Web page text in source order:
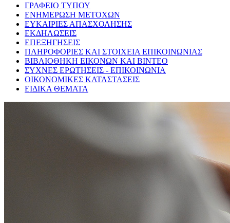
ΓΡΑΦΕΙΟ ΤΥΠΟΥ
ΕΝΗΜΕΡΩΣΗ ΜΕΤΟΧΩΝ
ΕΥΚΑΙΡΙΕΣ ΑΠΑΣΧΟΛΗΣΗΣ
ΕΚΔΗΛΩΣΕΙΣ
ΕΠΕΞΗΓΗΣΕΙΣ
ΠΛΗΡΟΦΟΡΙΕΣ ΚΑΙ ΣΤΟΙΧΕΙΑ ΕΠΙΚΟΙΝΩΝΙΑΣ
ΒΙΒΛΙΟΘΗΚΗ ΕΙΚΟΝΩΝ ΚΑΙ ΒΙΝΤΕΟ
ΣΥΧΝΕΣ ΕΡΩΤΗΣΕΙΣ - ΕΠΙΚΟΙΝΩΝΙΑ
ΟΙΚΟΝΟΜΙΚΕΣ ΚΑΤΑΣΤΑΣΕΙΣ
ΕΙΔΙΚΑ ΘΕΜΑΤΑ